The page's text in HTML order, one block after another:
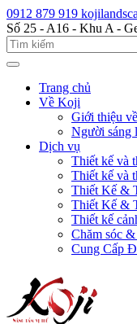
0912 879 919
Số 25 - A16 - Khu A -
Trang chủ
Về Koji
Giới thiệu
Người sáng
Dịch vụ
Thiết kế và
Thiết kế và
Thiết Kế &
Thiết Kế &
Thiết kế
Chăm sóc
Cung Cấp